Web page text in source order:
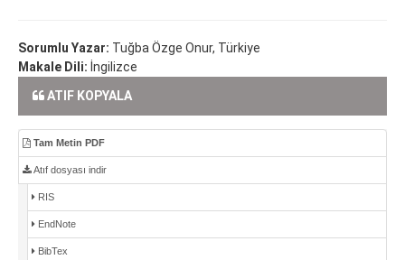
Sorumlu Yazar: Tuğba Özge Onur, Türkiye
Makale Dili: İngilizce
ATIF KOPYALA
Tam Metin PDF
Atıf dosyası indir
RIS
EndNote
BibTex